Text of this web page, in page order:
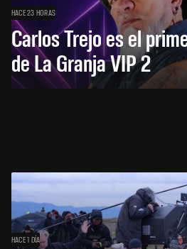
HACE 23 HORAS
Carlos Trejo es el
de La Granja VIP 2
HACE 1 DÍA